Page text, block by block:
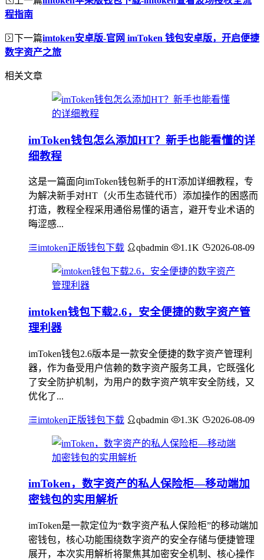
程指南
下一篇imtoken安卓版-官网 imToken 钱包安卓版，开启便捷
数字资产之旅
相关文章
imToken钱包怎么添加HT？新手也能看懂的详
细教程
这是一篇面向imToken钱包新手的HT添加详细教程，专
为解决新手对HT（火币生态链代币）添加操作的困惑而
打造，教程全程采用通俗易懂的语言，避开专业术语的
晦涩感...
imtoken正版钱包下载 qbadmin 1.1K 2026-08-09
imtoken钱包下载2.6，安全便捷的数字资产管
理利器
imToken钱包2.6版本是一款安全便捷的数字资产管理利
器，作为备受用户信赖的数字资产服务工具，它既强化
了安全防护机制，为用户的数字资产筑牢安全防线，又
优化了...
imtoken正版钱包下载 qbadmin 1.3K 2026-08-09
imToken，数字资产的私人保险柜—移动端加
密钱包的实用解析
imToken是一款定位为“数字资产私人保险柜”的移动端加
密钱包，核心功能围绕数字资产的安全存储与便捷管理
展开，本次实用解析将聚焦其加密安全机制、核心操作